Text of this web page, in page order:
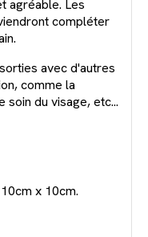
agréable. Les
compléter
avec d'autres
comme la
du visage, etc...
x 10cm.